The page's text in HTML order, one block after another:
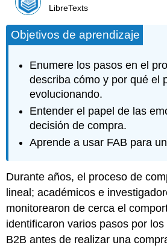
LibreTexts
Objetivos de aprendizaje
Enumere los pasos en el
describa cómo y por qué el
evolucionando.
Entender el papel de las
decisión de compra.
Aprende a usar FAB para
Durante años, el proceso de
lineal; académicos e
monitorearon de cerca el
identificaron varios pasos por
B2B antes de realizar una